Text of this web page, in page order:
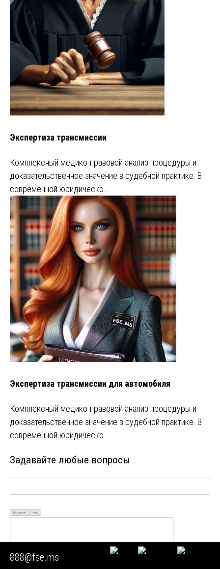
Экспертиза трансмиссии
Комплексный медико-правовой анализ процедуры и
доказательственное значение в судебной практике. В
современной юридическо…
Экспертиза трансмиссии для автомобиля
Комплексный медико-правовой анализ процедуры и
доказательственное значение в судебной практике. В
современной юридическо…
Задавайте любые вопросы
Визуально Код
888@fse.ms